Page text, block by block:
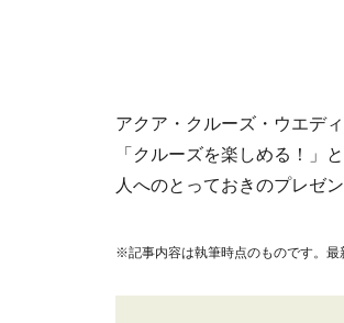
アクア・クルーズ・ウエデ
「クルーズを楽しめる！」
人へのとっておきのプレゼ
※記事内容は執筆時点のものです。最